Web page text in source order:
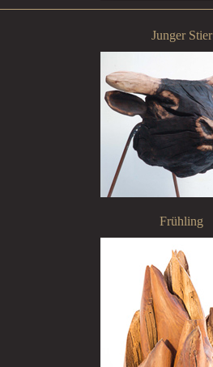
Junger Stier
Frühling